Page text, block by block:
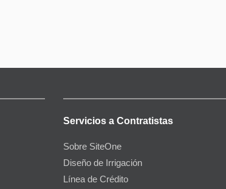
Servicios a Contratistas
Sobre SiteOne
Diseño de Irrigación
Línea de Crédito